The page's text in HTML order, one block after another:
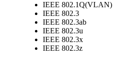
IEEE 802.1Q(VLAN)
IEEE 802.3
IEEE 802.3ab
IEEE 802.3u
IEEE 802.3x
IEEE 802.3z